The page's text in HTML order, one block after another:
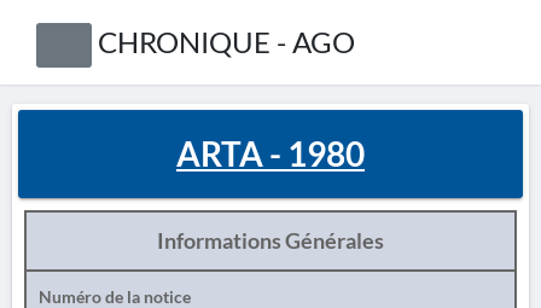
CHRONIQUE - AGO
ARTA - 1980
Informations Générales
Numéro de la notice